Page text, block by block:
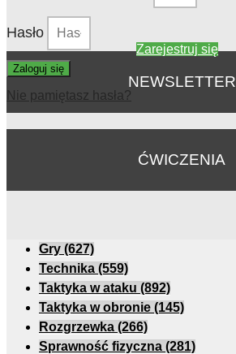
Hasło
Zaloguj się
Nie pamiętasz hasła?
Zarejestruj się
NEWSLETTER
ĆWICZENIA
Gry (627)
Technika (559)
Taktyka w ataku (892)
Taktyka w obronie (145)
Rozgrzewka (266)
Sprawność fizyczna (281)